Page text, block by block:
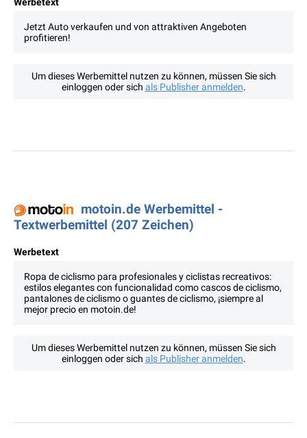
Werbetext
Jetzt Auto verkaufen und von attraktiven Angeboten
profitieren!
Um dieses Werbemittel nutzen zu können, müssen Sie sich
einloggen oder sich als Publisher anmelden.
motoin.de Werbemittel -
Textwerbemittel (207 Zeichen)
Werbetext
Ropa de ciclismo para profesionales y ciclistas recreativos:
estilos elegantes con funcionalidad como cascos de ciclismo,
pantalones de ciclismo o guantes de ciclismo, ¡siempre al
mejor precio en motoin.de!
Um dieses Werbemittel nutzen zu können, müssen Sie sich
einloggen oder sich als Publisher anmelden.